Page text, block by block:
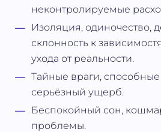
неконтролируемые
Изоляция, одиночество,
склонность к
ухода от реальности.
Тайные враги, способные
серьёзный ущерб.
Беспокойный сон,
проблемы.